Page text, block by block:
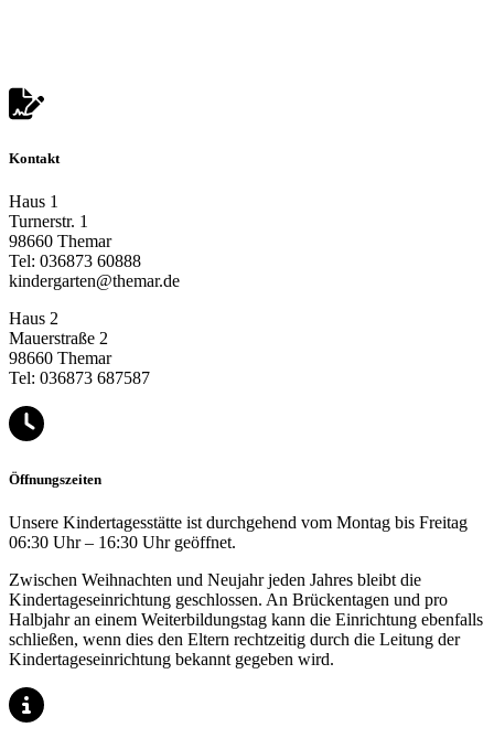
Kontakt
Haus 1
Turnerstr. 1
98660 Themar
Tel: 036873 60888
kindergarten@themar.de
Haus 2
Mauerstraße 2
98660 Themar
Tel: 036873 687587
Öffnungszeiten
Unsere Kindertagesstätte ist durchgehend vom Montag bis Freitag
06:30 Uhr – 16:30 Uhr geöffnet.
Zwischen Weihnachten und Neujahr jeden Jahres bleibt die
Kindertageseinrichtung geschlossen. An Brückentagen und pro
Halbjahr an einem Weiterbildungstag kann die Einrichtung ebenfalls
schließen, wenn dies den Eltern rechtzeitig durch die Leitung der
Kindertageseinrichtung bekannt gegeben wird.